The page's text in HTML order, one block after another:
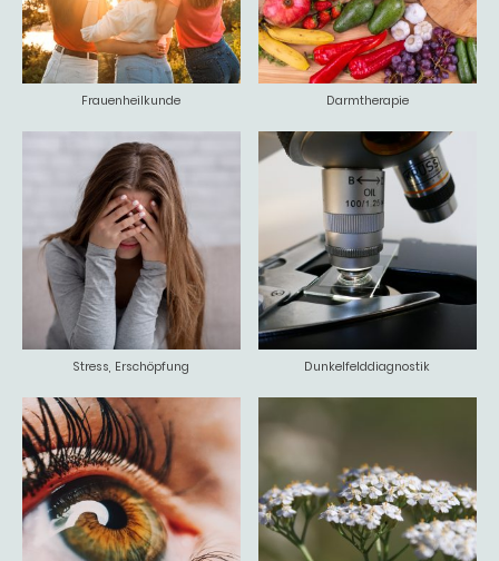
Frauenheilkunde Darmtherapie
Stress, Erschöpfung Dunkelfelddiagnostik